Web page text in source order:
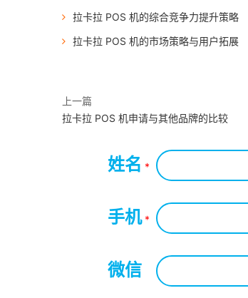
拉卡拉 POS 机的综合竞争力提升策略
拉卡拉 POS 机的市场策略与用户拓展
上一篇
拉卡拉 POS 机申请与其他品牌的比较
姓名 *
手机*
微信